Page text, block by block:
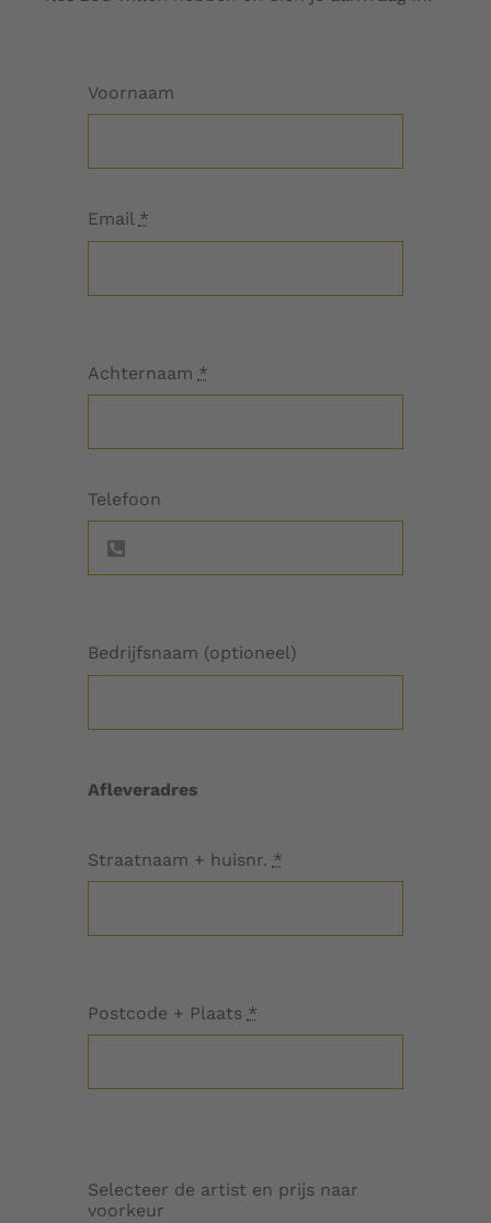
Voornaam
Email *
Achternaam *
Telefoon
Bedrijfsnaam (optioneel)
Afleveradres
Straatnaam + huisnr. *
Postcode + Plaats *
Selecteer de artist en prijs naar
voorkeur